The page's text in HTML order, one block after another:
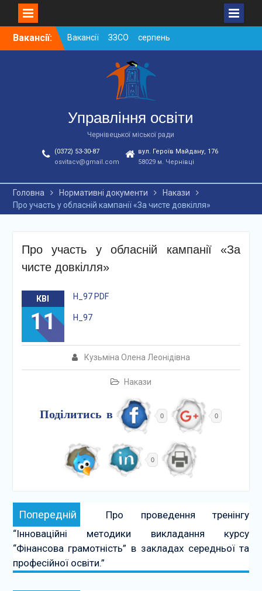
SkipВакансії:
Вакансії ЗЗСО серпень
2026
Вакансії ЗЗСО червень
Вакансії у ЗДО та
дошкільних підрозділах
ЗЗСО станом на
01.08.2026 р.
Управління освіти
Чернівецької міської ради
(0372) 53-30-87
osvitacv@gmail.com
вул. Героїв Майдану, 176
58029 м. Чернівці
Головна Нормативні документи
Накази
Про участь у обласній кампанії «За чисте довкілля»
Про участь у обласній кампанії «За
чисте довкілля»
КВІ
11
Кузьміна Олена Леонідівна
Накази
Н_97 PDF
Н_97
Поділитись в 0 0
0
Навігація
записів
Попередній Попередній:
Про проведення тренінгу
“Інноваційні методики викладання курсу
“Фінансова грамотність” в закладах середньої та
професійної освіти.”